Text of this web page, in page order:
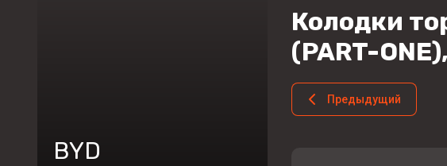
BYD
Колодки
(PART-
Предыдущий